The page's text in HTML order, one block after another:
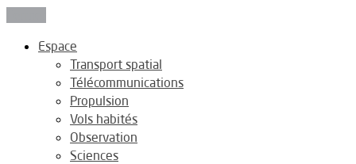
Espace
Transport spatial
Télécommunications
Propulsion
Vols habités
Observation
Sciences